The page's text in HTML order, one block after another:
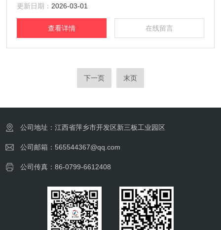
更新日期： 2026-03-01
查看详情 在线留言
下一页 末页
公司地址：江西省萍乡市开发区新三板工业园区
公司邮箱：565544367@qq.com
公司传真：86-0799-6612408